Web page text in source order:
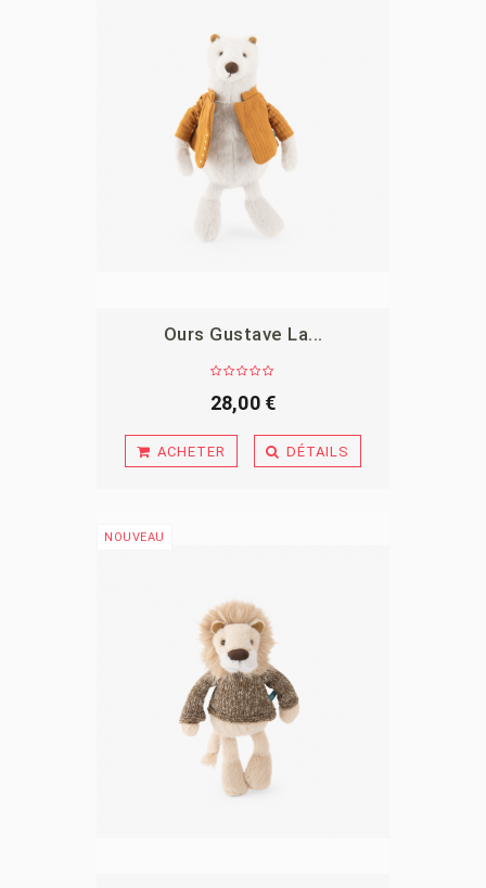
APERÇU
Ours Gustave La...
28,00 €
ACHETER DÉTAILS
NOUVEAU